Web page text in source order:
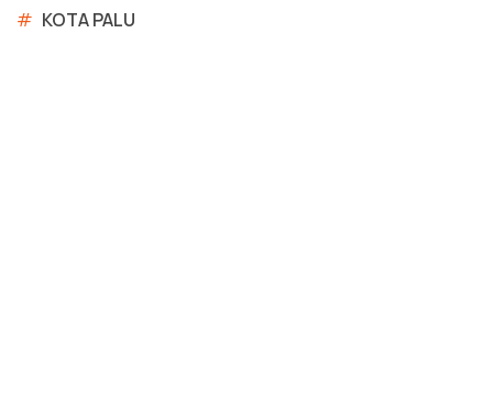
# KOTA PALU